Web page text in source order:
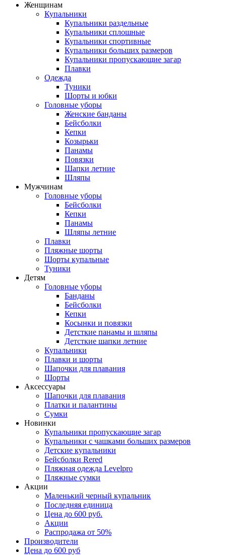
Женщинам
Купальники
Купальники раздельные
Купальники сплошные
Купальники спортивные
Купальники больших размеров
Купальники пропускающие загар
Плавки
Одежда
Туники
Шорты и юбки
Головные уборы
Женские банданы
Бейсболки
Кепки
Козырьки
Панамы
Повязки
Шапки летние
Шляпы
Мужчинам
Головные уборы
Бейсболки
Кепки
Панамы
Шляпы летние
Плавки
Пляжные шорты
Шорты купальные
Туники
Детям
Головные уборы
Банданы
Бейсболки
Кепки
Косынки и повязки
Детсткие панамы и шляпы
Детсткие шапки летние
Купальники
Плавки и шорты
Шапочки для плавания
Шорты
Аксессуары
Шапочки для плавания
Платки и палантины
Сумки
Новинки
Купальники пропускающие загар
Купальники с чашками больших размеров
Детские купальники
Бейсболки Rered
Пляжная одежда Levelpro
Пляжные сумки
Акции
Маленький черный купальник
Последняя единица
Цена до 600 руб.
Акции
Распродажа от 50%
Производители
Цена до 600 руб